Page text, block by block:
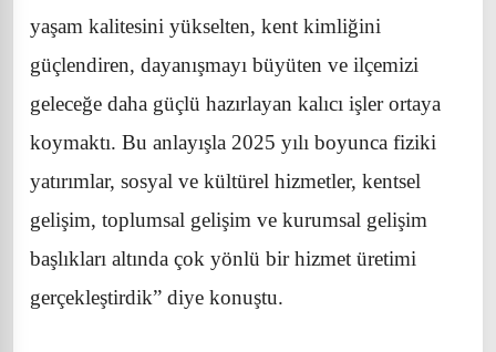
yaşam kalitesini yükselten, kent kimliğini
güçlendiren, dayanışmayı büyüten ve ilçemizi
geleceğe daha güçlü hazırlayan kalıcı işler ortaya
koymaktı. Bu anlayışla 2025 yılı boyunca fiziki
yatırımlar, sosyal ve kültürel hizmetler, kentsel
gelişim, toplumsal gelişim ve kurumsal gelişim
başlıkları altında çok yönlü bir hizmet üretimi
gerçekleştirdik” diye konuştu.